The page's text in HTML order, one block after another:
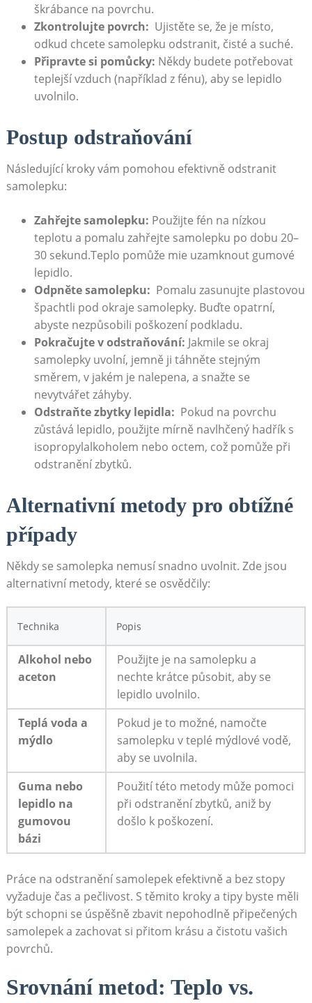
škrábance na povrchu.
Zkontrolujte povrch: ​ Ujistěte se, že je místo,
odkud chcete samolepku‍ odstranit, čisté a suché.
Připravte si ​pomůcky: Někdy budete potřebovat
teplejší vzduch⁢ (například ⁢z ⁢fénu), aby se lepidlo
uvolnilo.
Postup odstraňování
Následující kroky ‌vám pomohou efektivně ​odstranit
samolepku:
Zahřejte samolepku: ⁢Použijte fén na nízkou
teplotu ⁢a​ pomalu zahřejte ⁢samolepku ⁤po dobu⁢ 20–
30 sekund.Teplo ⁢pomůže mie uzamknout ⁢gumové
lepidlo.
Odpněte samolepku: ⁢ Pomalu zasunujte plastovou
špachtli pod okraje‍ samolepky. Buďte‌ opatrní,‌
abyste nezpůsobili poškození podkladu.
Pokračujte v odstraňování: Jakmile se ⁣okraj​
samolepky⁣ uvolní, jemně ji⁣ táhněte stejným
směrem, v jakém je‍ nalepena, a ‍snažte se
nevytvářet záhyby.
Odstraňte⁣ zbytky⁤ lepidla: ‌ Pokud na ⁣povrchu
zůstává lepidlo, použijte mírně ⁤navlhčený hadřík s
isopropylalkoholem nebo octem, což pomůže při
odstranění ‌zbytků.
Alternativní metody pro obtížné
případy
Někdy se ⁣samolepka nemusí snadno uvolnit.⁤ Zde jsou
alternativní metody,⁤ které se osvědčily:
Technika Popis
Alkohol nebo⁢
aceton
Použijte ⁤je ​na‌ samolepku a
nechte krátce působit, aby se
lepidlo uvolnilo.
Teplá voda a
mýdlo
Pokud ⁣je to možné, ​namočte
samolepku v teplé mýdlové vodě,
⁢aby se uvolnila.
Guma nebo
lepidlo na
gumovou
bázi
Použití této metody⁤ může pomoci
při odstranění zbytků,‍ aniž by
došlo k poškození.
Práce⁤ na‍ odstranění samolepek ​efektivně a bez ⁣stopy
vyžaduje čas a pečlivost. ⁢S ‌těmito⁢ kroky a tipy⁤ byste měli‌
být schopni se ‍úspěšně‍ zbavit nepohodlně ⁣připečených‌
samolepek a ⁤zachovat‍ si přitom ⁤krásu a​ čistotu vašich
povrchů.
Srovnání metod: Teplo vs.